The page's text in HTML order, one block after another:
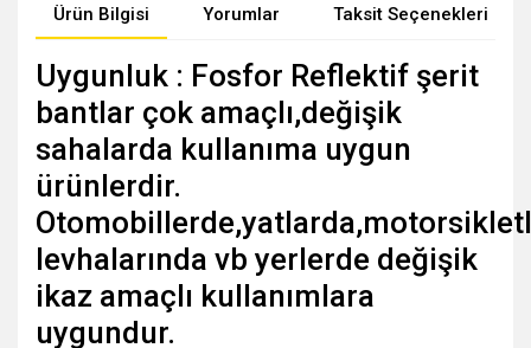
Ürün Bilgisi Yorumlar Taksit Seçenekleri
Uygunluk : Fosfor Reflektif şerit
bantlar çok amaçlı,değişik
sahalarda kullanıma uygun
ürünlerdir.
levhalarında vb yerlerde değişik
ikaz amaçlı kullanımlara
uygundur.